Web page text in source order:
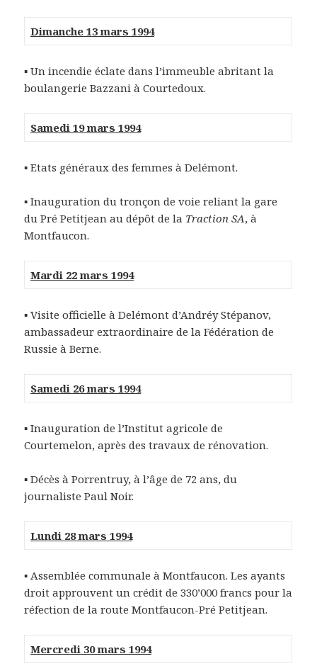
Dimanche 13 mars 1994
▪ Un incendie éclate dans l’immeuble abritant la
boulangerie Bazzani à Courtedoux.
Samedi 19 mars 1994
▪ Etats généraux des femmes à Delémont.
▪ Inauguration du tronçon de voie reliant la gare
du Pré Petitjean au dépôt de la Traction SA, à
Montfaucon.
Mardi 22 mars 1994
▪ Visite officielle à Delémont d’Andréy Stépanov,
ambassadeur extraordinaire de la Fédération de
Russie à Berne.
Samedi 26 mars 1994
▪ Inauguration de l’Institut agricole de
Courtemelon, après des travaux de rénovation.
▪ Décès à Porrentruy, à l’âge de 72 ans, du
journaliste Paul Noir.
Lundi 28 mars 1994
▪ Assemblée communale à Montfaucon. Les ayants
droit approuvent un crédit de 330’000 francs pour la
réfection de la route Montfaucon-Pré Petitjean.
Mercredi 30 mars 1994